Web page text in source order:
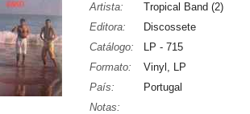
Artista:
Tropical Band (2)
Editora:
Discossete
Catálogo:
LP - 715
Formato:
Vinyl, LP
País:
Portugal
Notas: